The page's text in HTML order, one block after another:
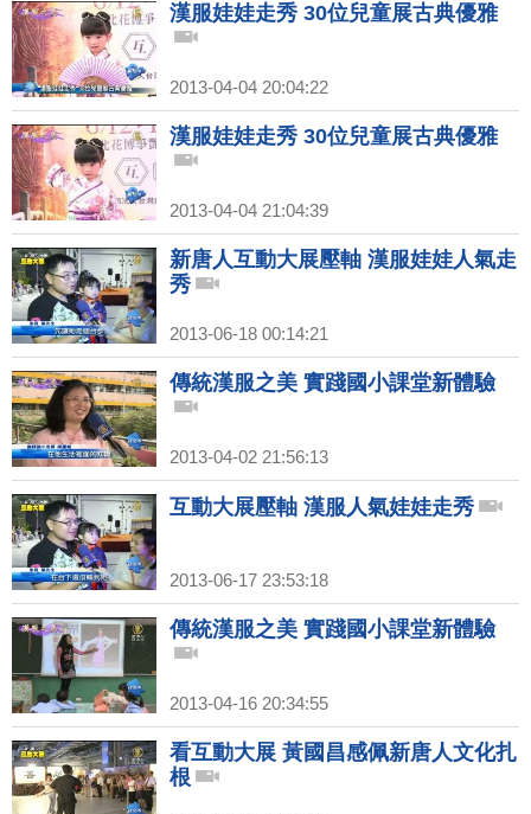
漢服娃娃走秀 30位兒童展古典優雅
2013-04-04 20:04:22
漢服娃娃走秀 30位兒童展古典優雅
2013-04-04 21:04:39
新唐人互動大展壓軸 漢服娃娃人氣走
秀
2013-06-18 00:14:21
傳統漢服之美 實踐國小課堂新體驗
2013-04-02 21:56:13
互動大展壓軸 漢服人氣娃娃走秀
2013-06-17 23:53:18
傳統漢服之美 實踐國小課堂新體驗
2013-04-16 20:34:55
看互動大展 黃國昌感佩新唐人文化扎
根